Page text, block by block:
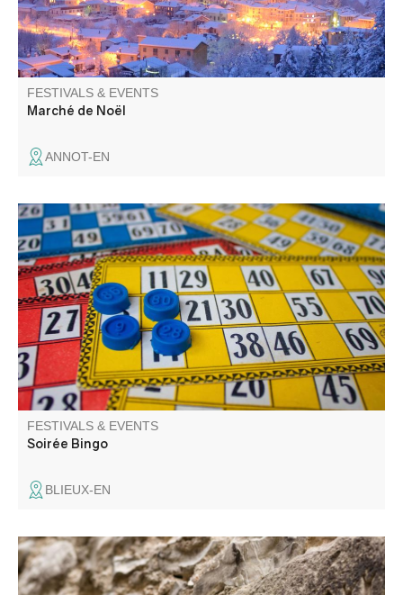
FESTIVALS & EVENTS
Marché de Noël
ANNOT-EN
Soirée Bingo au gîte la Chambrette !! Venez gagner des
lots insolites autour d'un apéro dinatoire chaleureux.
FESTIVALS & EVENTS
Soirée Bingo
BLIEUX-EN
Let's explore the labyrinth of alleyways that make up the
little fortified town and its mysteries.